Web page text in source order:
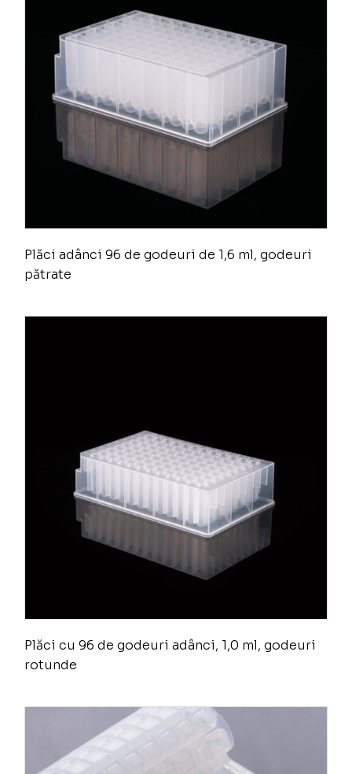
Plăci adânci 96 de godeuri de 1,6 ml, godeuri
pătrate
Plăci cu 96 de godeuri adânci, 1,0 ml, godeuri
rotunde